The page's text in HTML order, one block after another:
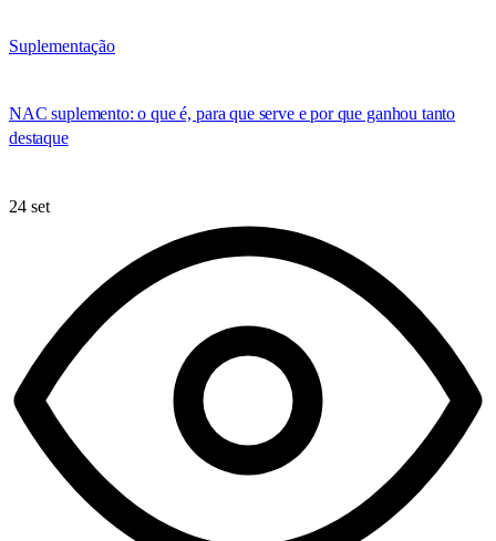
Suplementação
NAC suplemento: o que é, para que serve e por que ganhou tanto
destaque
24 set